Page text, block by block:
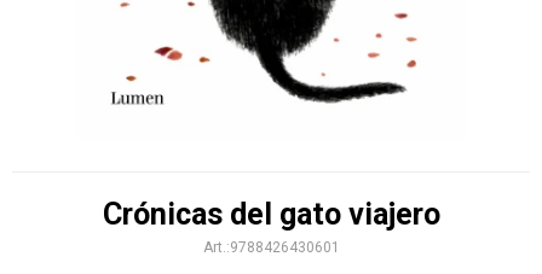
Crónicas del gato viajero
9788426430601